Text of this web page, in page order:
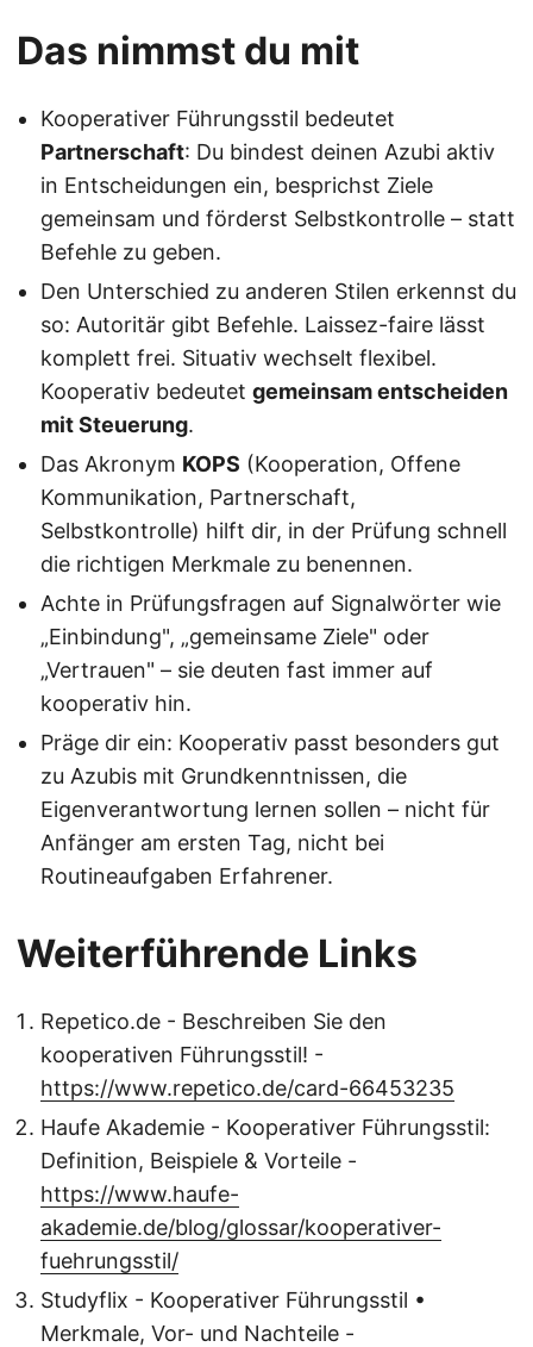
Das nimmst du mit
Kooperativer Führungsstil bedeutet
Partnerschaft: Du bindest deinen Azubi aktiv
in Entscheidungen ein, besprichst Ziele
gemeinsam und förderst Selbstkontrolle – statt
Befehle zu geben.
Den Unterschied zu anderen Stilen erkennst du
so: Autoritär gibt Befehle. Laissez-faire lässt
komplett frei. Situativ wechselt flexibel.
Kooperativ bedeutet gemeinsam entscheiden
mit Steuerung.
Das Akronym KOPS (Kooperation, Offene
Kommunikation, Partnerschaft,
Selbstkontrolle) hilft dir, in der Prüfung schnell
die richtigen Merkmale zu benennen.
Achte in Prüfungsfragen auf Signalwörter wie
„Einbindung", „gemeinsame Ziele" oder
„Vertrauen" – sie deuten fast immer auf
kooperativ hin.
Präge dir ein: Kooperativ passt besonders gut
zu Azubis mit Grundkenntnissen, die
Eigenverantwortung lernen sollen – nicht für
Anfänger am ersten Tag, nicht bei
Routineaufgaben Erfahrener.
Weiterführende Links
Repetico.de - Beschreiben Sie den
kooperativen Führungsstil! -
https://www.repetico.de/card-66453235
Haufe Akademie - Kooperativer Führungsstil:
Definition, Beispiele & Vorteile -
https://www.haufe-
akademie.de/blog/glossar/kooperativer-
fuehrungsstil/
Studyflix - Kooperativer Führungsstil •
Merkmale, Vor- und Nachteile -